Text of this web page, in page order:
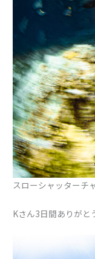
スローシャッターチ
Kさん3日間ありがと